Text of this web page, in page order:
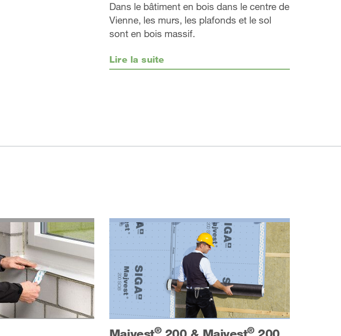
Dans le bâtiment en bois dans le centre de
Vienne, les murs, les plafonds et le sol
sont en bois massif.
Lire la suite
® ®